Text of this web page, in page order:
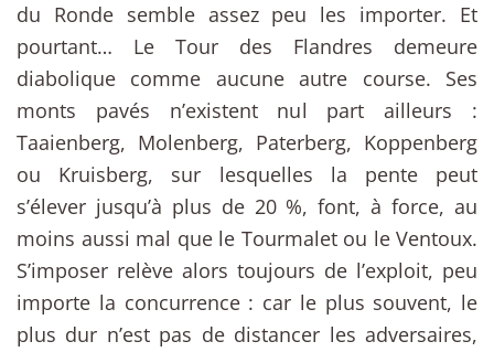
du Ronde semble assez peu les importer. Et
pourtant… Le Tour des Flandres demeure
diabolique comme aucune autre course. Ses
monts pavés n’existent nul part ailleurs :
Taaienberg, Molenberg, Paterberg, Koppenberg
ou Kruisberg, sur lesquelles la pente peut
s’élever jusqu’à plus de 20 %, font, à force, au
moins aussi mal que le Tourmalet ou le Ventoux.
S’imposer relève alors toujours de l’exploit, peu
importe la concurrence : car le plus souvent, le
plus dur n’est pas de distancer les adversaires,